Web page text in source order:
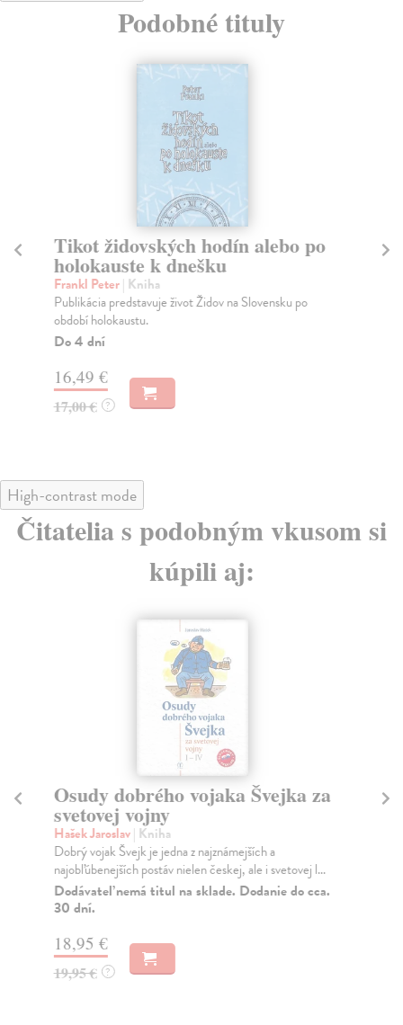
Podobné tituly
Tikot židovských hodín alebo po
holokauste k dnešku
Frankl Peter| Kniha
Publikácia predstavuje život Židov na Slovensku po
období holokaustu.
Do 4 dní
16,49 €
17,00 € ?
High-contrast mode
Čitatelia s podobným vkusom si
kúpili aj:
Osudy dobrého vojaka Švejka za
svetovej vojny
Hašek Jaroslav| Kniha
Dobrý vojak Švejk je jedna z najznámejších a
najobľúbenejších postáv nielen českej, ale i svetovej l...
Dodávateľ nemá titul na sklade. Dodanie do cca.
30 dní.
18,95 €
19,95 € ?